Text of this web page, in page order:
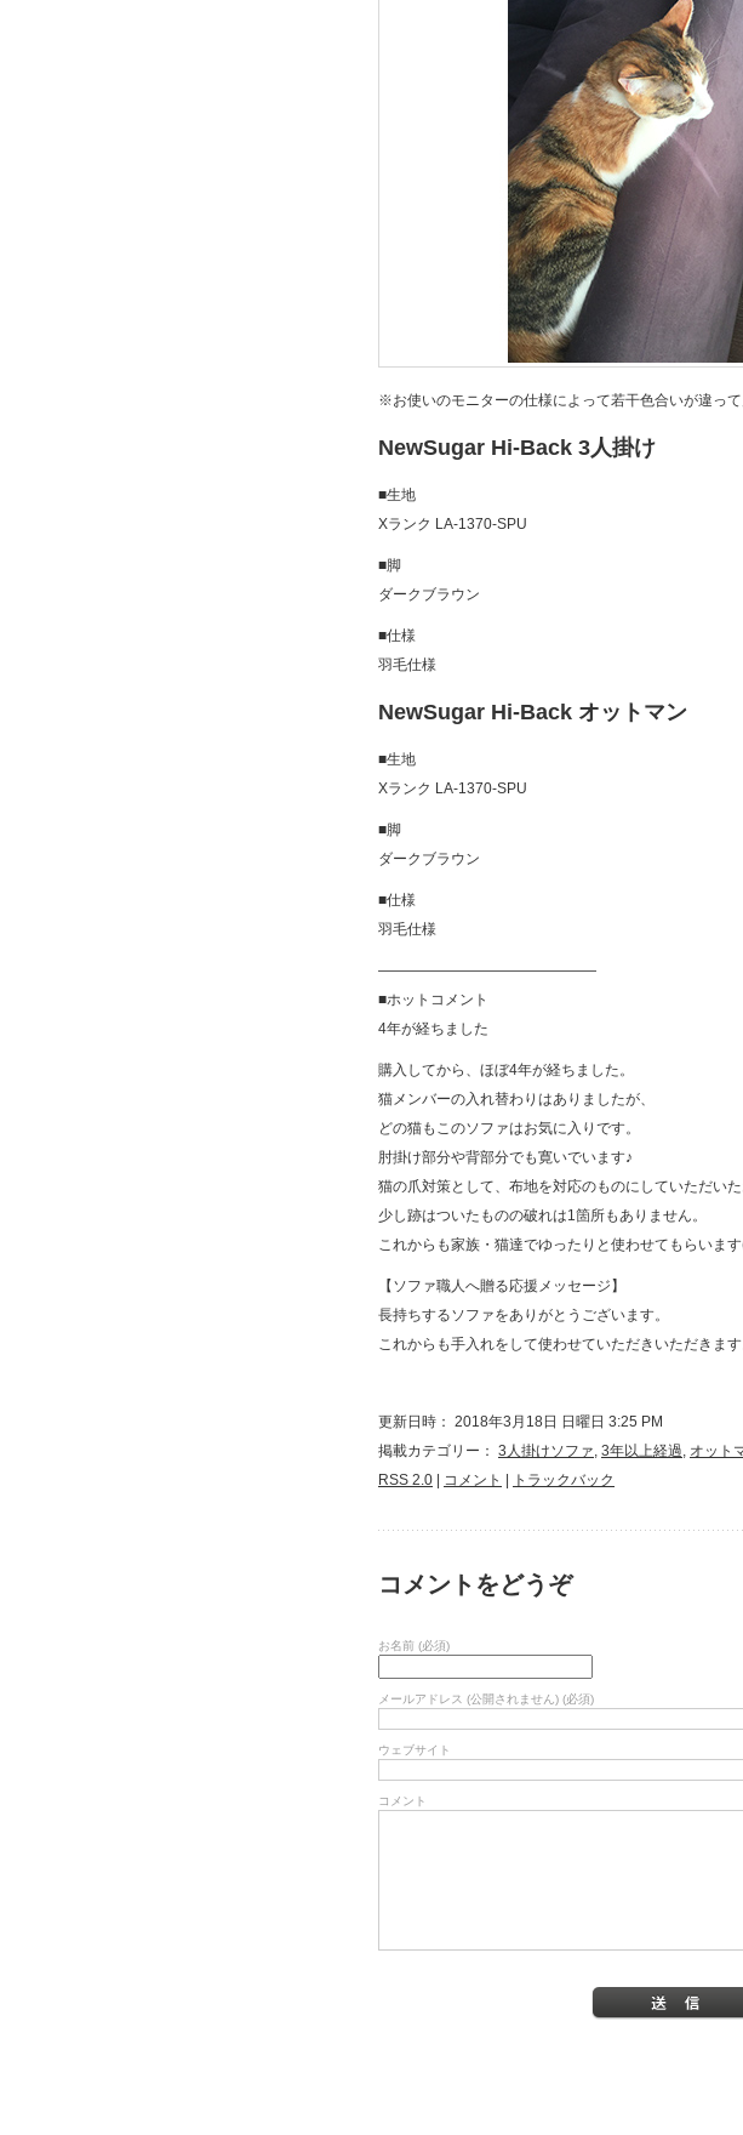
※お使いのモニターの仕様によって若干色合いが違って
NewSugar Hi-Back 3人掛け
■生地
Xランク LA-1370-SPU
■脚
ダークブラウン
■仕様
羽毛仕様
NewSugar Hi-Back オットマン
■生地
Xランク LA-1370-SPU
■脚
ダークブラウン
■仕様
羽毛仕様
———————————————
■ホットコメント
4年が経ちました
購入してから、ほぼ4年が経ちました。
猫メンバーの入れ替わりはありましたが、
どの猫もこのソファはお気に入りです。
肘掛け部分や背部分でも寛いでいます♪
猫の爪対策として、布地を対応のものにしていただいた
少し跡はついたものの破れは1箇所もありません。
これからも家族・猫達でゆったりと使わせてもらいま
【ソファ職人へ贈る応援メッセージ】
長持ちするソファをありがとうございます。
これからも手入れをして使わせていただきいただきます
更新日時： 2018年3月18日 日曜日 3:25 PM
掲載カテゴリー： 3人掛けソファ, 3年以上経過, オット
RSS 2.0
コメント トラックバック
コメントをどうぞ
お名前 (必須)
メールアドレス (公開されません) (必須)
ウェブサイト
コメント